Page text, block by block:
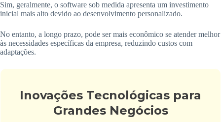
Sim, geralmente, o software sob medida apresenta um investimento
inicial mais alto devido ao desenvolvimento personalizado.
No entanto, a longo prazo, pode ser mais econômico se atender melhor
às necessidades específicas da empresa, reduzindo custos com
adaptações.
Inovações Tecnológicas para
Grandes Negócios